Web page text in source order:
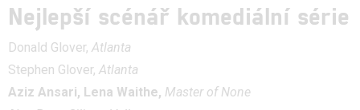
Nejlepší scénář komediální série
Donald Glover, Atlanta
Stephen Glover, Atlanta
Aziz Ansari, Lena Waithe, Master of None